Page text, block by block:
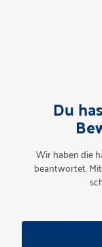
Du
Wir haben die
beantwortet.